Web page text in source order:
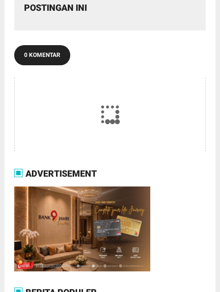
POSTINGAN INI
0 KOMENTAR
ADVERTISEMENT